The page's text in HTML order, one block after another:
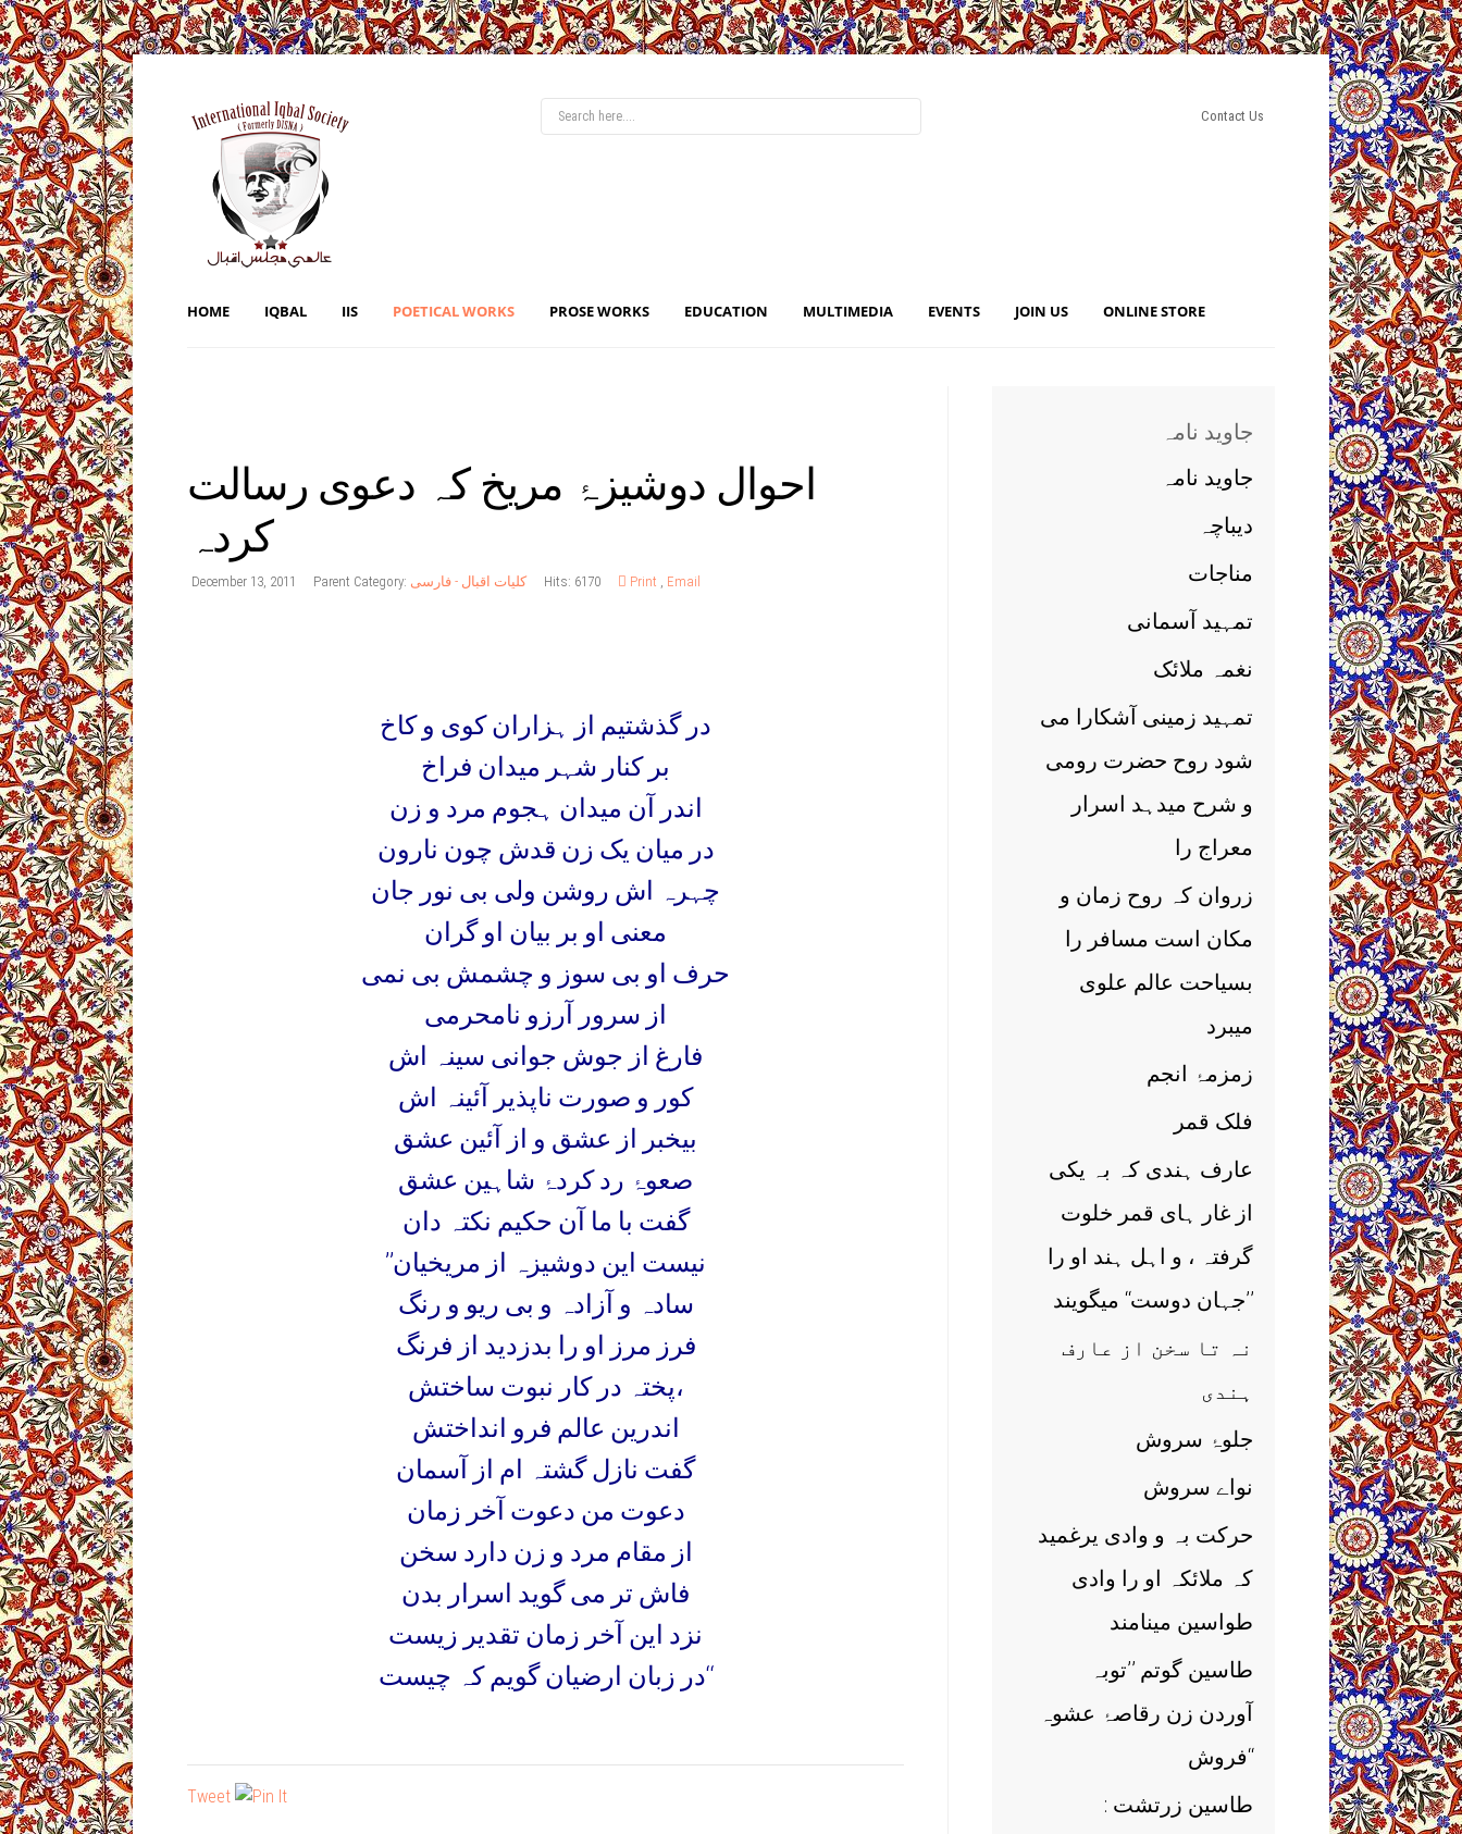
Contact Us
HOME IQBAL IIS POETICAL WORKS PROSE WORKS EDUCATION MULTIMEDIA EVENTS JOIN US ONLINE STORE
احوال دوشیزۂ مریخ کہ دعوی رسالت
کردہ
December 13, 2011 Parent Category: کلیات اقبال - فارسی Hits: 6170 Print , Email
در گذشتیم از ہزاران کوی و کاخ
بر کنار شہر میدان فراخ
اندر آن میدان ہجوم مرد و زن
در میان یک زن قدش چون نارون
چہرہ اش روشن ولی بی نور جان
معنی او بر بیان او گران
حرف او بی سوز و چشمش بی نمی
از سرور آرزو نامحرمی
فارغ از جوش جوانی سینہ اش
کور و صورت ناپذیر آئینہ اش
بیخبر از عشق و از آئین عشق
صعوہ رد کردہ شاہین عشق
گفت با ما آن حکیم نکتہ دان
’’نیست این دوشیزہ از مریخیان
سادہ و آزادہ و بی ریو و رنگ
فرز مرز او را بدزدید از فرنگ
پختہ در کار نبوت ساختش،
اندرین عالم فرو انداختش
گفت نازل گشتہ ام از آسمان
دعوت من دعوت آخر زمان
از مقام مرد و زن دارد سخن
فاش تر می گوید اسرار بدن
نزد این آخر زمان تقدیر زیست
در زبان ارضیان گویم کہ چیست‘‘
Tweet
جاوید نامہ
جاوید نامہ
دیباچہ
مناجات
تمہید آسمانی
نغمہ ملائک
تمہید زمینی آشکارا می
شود روح حضرت رومی
و شرح میدہد اسرار
معراج را
زروان کہ روح زمان و
مکان است مسافر را
بسیاحت عالم علوی
میبرد
زمزمۂ انجم
فلک قمر
عارف ہندی کہ بہ یکی
از غار ہای قمر خلوت
گرفتہ ، و اہل ہند او را
’’جہان دوست‘‘ میگویند
نہ تا سخن از عارف
ہندی
جلوۂ سروش
نواے سروش
حرکت بہ و وادی یرغمید
کہ ملائکہ او را وادی
طواسین مینامند
طاسین گوتم ’’توبہ
آوردن زن رقاصۂ عشوہ
فروش‘‘
طاسین زرتشت :